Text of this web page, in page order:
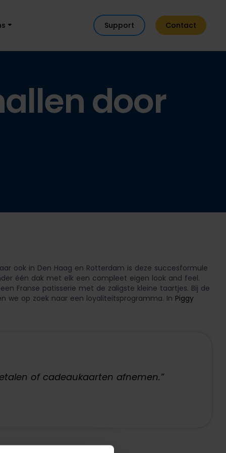
Support Contact
door
ook in Den Haag en Rotterdam is deze succesformule
één dak met elk een compleet eigen look and feel.
Franse patisserie met de zaligste kleine taartjes. Bij de
we op zoek naar een loyaliteitsprogramma. In Piggy
of cadeaukaarten afnemen.”